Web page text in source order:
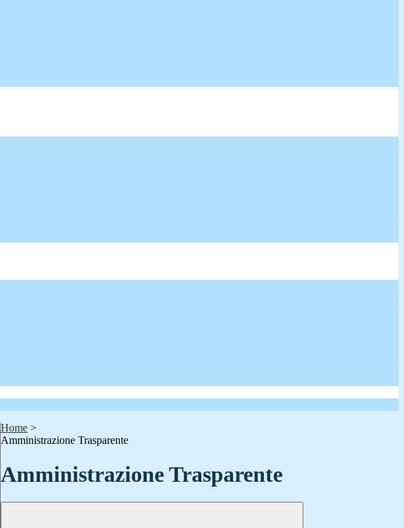
Home >
Amministrazione Trasparente
Amministrazione Trasparente